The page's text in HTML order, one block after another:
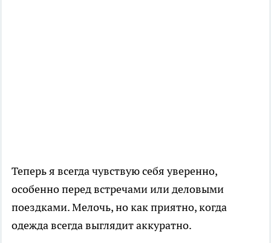
Теперь я всегда чувствую себя уверенно,
особенно перед встречами или деловыми
поездками. Мелочь, но как приятно, когда
одежда всегда выглядит аккуратно.